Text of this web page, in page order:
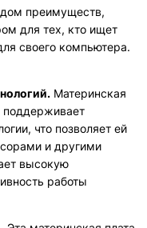
преимуществ,
для тех, кто ищет
своего компьютера.
Материнская
поддерживает
что позволяет ей
и другими
высокую
работы